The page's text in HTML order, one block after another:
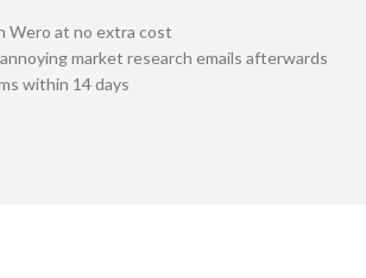
Wero at no extra cost
market research emails afterwards
within 14 days